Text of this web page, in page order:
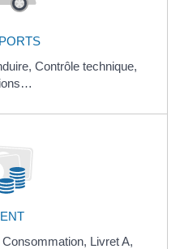
Contrôle technique,
Consommation, Livret A,